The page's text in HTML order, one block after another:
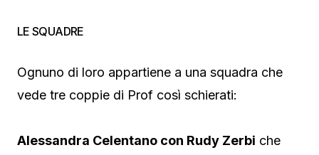
LE SQUADRE
Ognuno di loro appartiene a una squadra che
vede tre coppie di Prof così schierati:
Alessandra Celentano con Rudy Zerbi che